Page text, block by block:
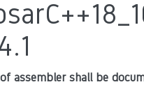
assembler shall be